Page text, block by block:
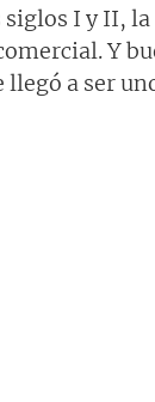
siglos I y II,
Y
a ser